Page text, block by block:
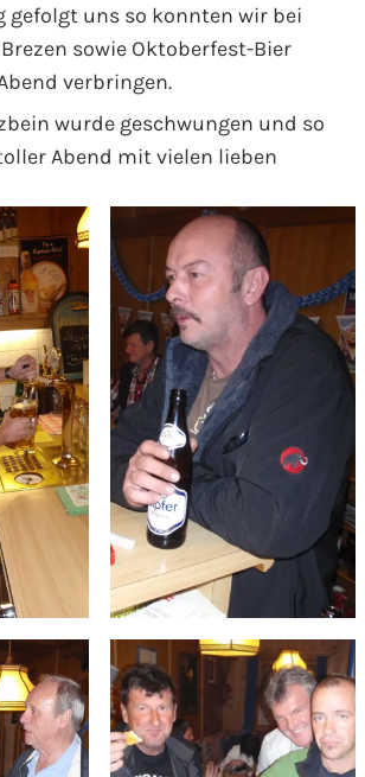
gefolgt uns so konnten wir bei
sowie Oktoberfest-Bier
verbringen.
wurde geschwungen und so
Abend mit vielen lieben